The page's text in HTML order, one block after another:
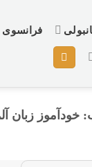
فرانسوی
خودآموز زبان